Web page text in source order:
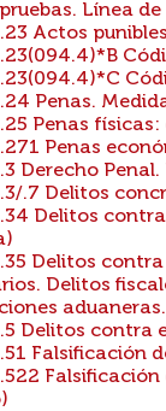
Línea
Actos
Penas.
Penas
Penas
Derecho
.7 Delitos
Delitos
Delitos
Delitos
Delitos contra
Falsificación